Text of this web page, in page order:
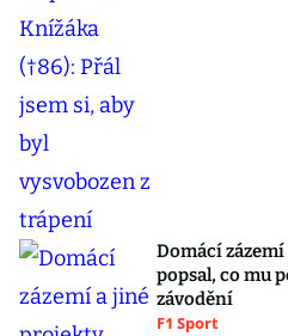
Domácí
popsal, co mu
závodění
F1 Sport